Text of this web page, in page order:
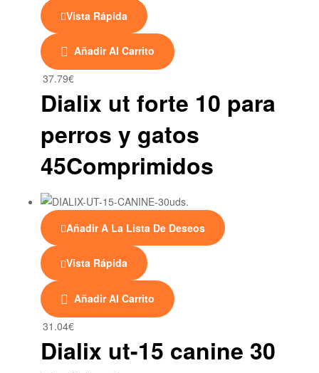
Vista Rápida
Añadir Al Carrito
37.79€
Dialix ut forte 10 para
perros y gatos
45Comprimidos
Añadir A La Lista De Deseos
Vista Rápida
Añadir Al Carrito
31.04€
Dialix ut-15 canine 30